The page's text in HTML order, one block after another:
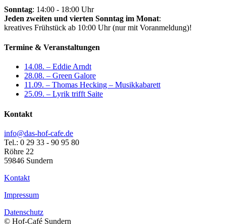
Sonntag: 14:00 - 18:00 Uhr
Jeden zweiten und vierten Sonntag im Monat:
kreatives Frühstück ab 10:00 Uhr (nur mit Voranmeldung)!
Termine & Veranstaltungen
14.08. – Eddie Arndt
28.08. – Green Galore
11.09. – Thomas Hecking – Musikkabarett
25.09. – Lyrik trifft Saite
Kontakt
info@das-hof-cafe.de
Tel.: 0 29 33 - 90 95 80
Röhre 22
59846 Sundern
Kontakt
Impressum
Datenschutz
© Hof-Café Sundern